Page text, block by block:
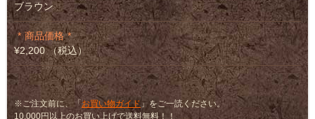
ブラウン
商品価格
¥2,200 （税込）
※ご注文前に、「お買い物ガイド 」をご一読ください。
10,000円以上のお買い上げで送料無料！！